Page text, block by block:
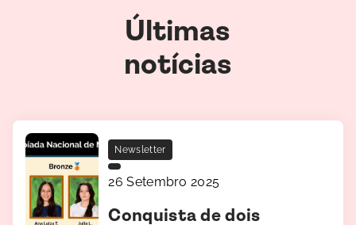
Últimas
notícias
Newsletter
26 Setembro 2025
Conquista de dois